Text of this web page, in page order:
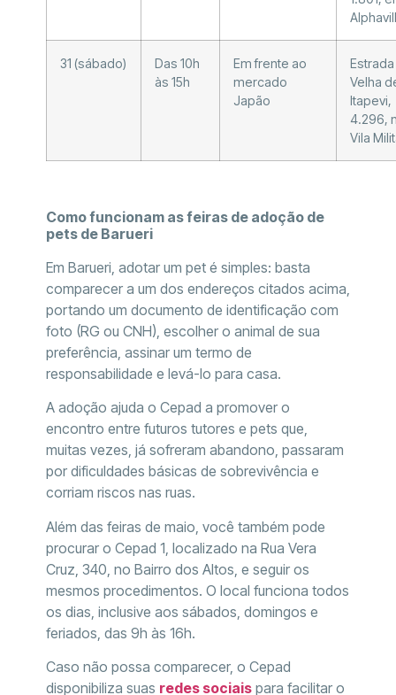
31 (sábado)
Das 10h
às 15h
Em frente ao
mercado
Japão
Estrada
Velha
Itapevi,
4.296,
Vila
Como funcionam as feiras de adoção de
pets de Barueri
Em Barueri, adotar um pet é simples: basta
comparecer a um dos endereços citados acima,
portando um documento de identificação com
foto (RG ou CNH), escolher o animal de sua
preferência, assinar um termo de
responsabilidade e levá-lo para casa.
A adoção ajuda o Cepad a promover o
encontro entre futuros tutores e pets que,
muitas vezes, já sofreram abandono, passaram
por dificuldades básicas de sobrevivência e
corriam riscos nas ruas.
Além das feiras de maio, você também pode
procurar o Cepad 1, localizado na Rua Vera
Cruz, 340, no Bairro dos Altos, e seguir os
mesmos procedimentos. O local funciona todos
os dias, inclusive aos sábados, domingos e
feriados, das 9h às 16h.
Caso não possa comparecer, o Cepad
disponibiliza suas redes sociais para facilitar o